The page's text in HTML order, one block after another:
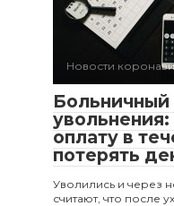
Новости
Больничный
увольнения:
оплату в
потерять
Уволились и через
считают, что после